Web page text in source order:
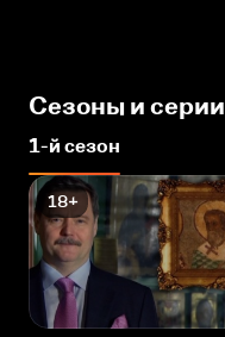
Сезоны и серии
1-й сезон
18+